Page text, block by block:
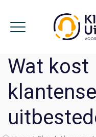
Wat kost